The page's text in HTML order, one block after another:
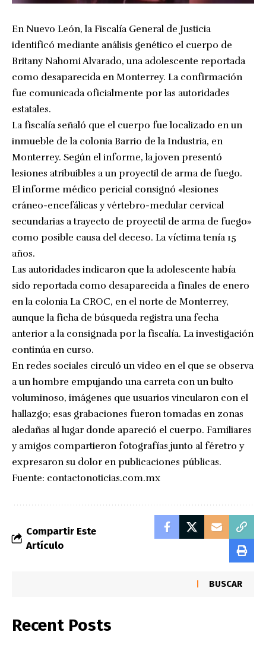
En Nuevo León, la Fiscalía General de Justicia
identificó mediante análisis genético el cuerpo de
Britany Nahomi Alvarado, una adolescente reportada
como desaparecida en Monterrey. La confirmación
fue comunicada oficialmente por las autoridades
estatales.
La fiscalía señaló que el cuerpo fue localizado en un
inmueble de la colonia Barrio de la Industria, en
Monterrey. Según el informe, la joven presentó
lesiones atribuibles a un proyectil de arma de fuego.
El informe médico pericial consignó «lesiones
cráneo-encefálicas y vértebro-medular cervical
secundarias a trayecto de proyectil de arma de fuego»
como posible causa del deceso. La víctima tenía 15
años.
Las autoridades indicaron que la adolescente había
sido reportada como desaparecida a finales de enero
en la colonia La CROC, en el norte de Monterrey,
aunque la ficha de búsqueda registra una fecha
anterior a la consignada por la fiscalía. La investigación
continúa en curso.
En redes sociales circuló un video en el que se observa
a un hombre empujando una carreta con un bulto
voluminoso, imágenes que usuarios vincularon con el
hallazgo; esas grabaciones fueron tomadas en zonas
aledañas al lugar donde apareció el cuerpo. Familiares
y amigos compartieron fotografías junto al féretro y
expresaron su dolor en publicaciones públicas.
Fuente: contactonoticias.com.mx
Compartir Este
Artículo
BUSCAR
Recent Posts